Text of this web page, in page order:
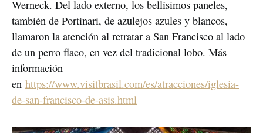
Werneck. Del lado externo, los bellísimos paneles,
también de Portinari, de azulejos azules y blancos,
llamaron la atención al retratar a San Francisco al lado
de un perro flaco, en vez del tradicional lobo. Más
información
en https://www.visitbrasil.com/es/atracciones/iglesia-
de-san-francisco-de-asis.html